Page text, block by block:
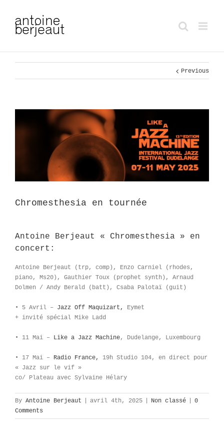
Previous
Chromesthesia en tournée
Antoine Berjeaut « Chromesthesia » en
concert:
Antoine Berjeaut (trp, comp), Enzo Carniel (rhodes,
piano, Ms20), Gauthier Toux (prophet synth), Arnaud
Dolmen / Andy Berald (batt), Csaba Palotaï (guit)
• 5 Avril – Jazz Off Maquizart,
Eymet
+ invité spécial Mike Ladd
• 11 Mai – Like a Jazz Machine, Dudelange, Luxembourg
• 17 Mai – Radio France,
19h Studio 104, en direct pour
« Jazz sur le vif »
co/ Plateau avec Sylvaine Hélary
By Antoine Berjeaut avril 4th, 2025 Non classé
0
Comments